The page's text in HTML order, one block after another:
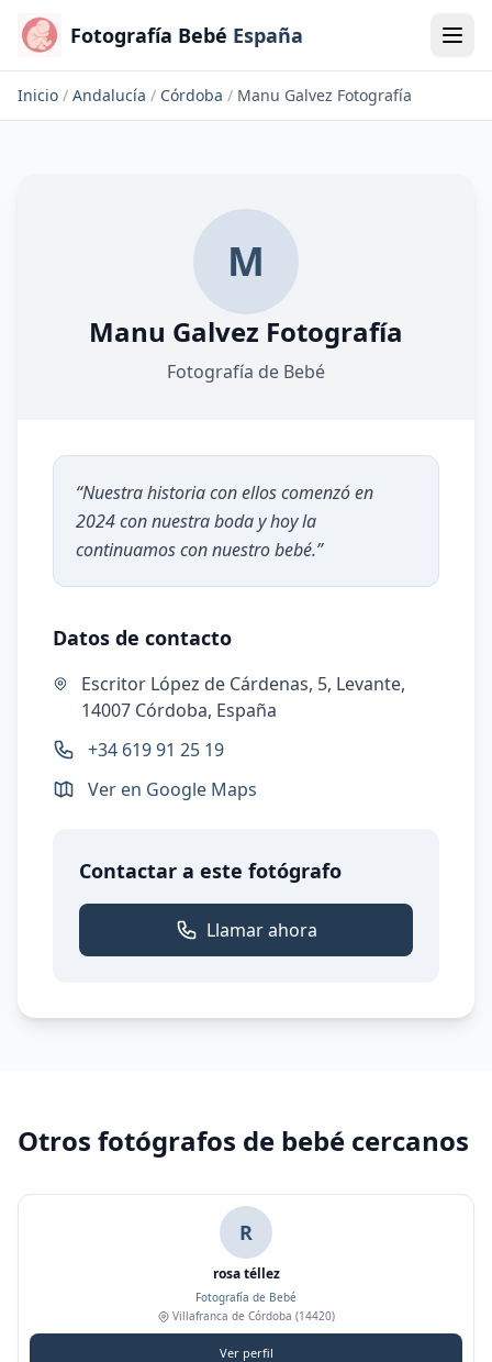
Fotografía Bebé España
Inicio / Andalucía / Córdoba / Manu Galvez Fotografía
M
Manu Galvez Fotografía
Fotografía de Bebé
“Nuestra historia con ellos comenzó en
2024 con nuestra boda y hoy la
continuamos con nuestro bebé.”
Datos de contacto
Escritor López de Cárdenas, 5, Levante,
14007 Córdoba, España
+34 619 91 25 19
Ver en Google Maps
Contactar a este fotógrafo
Llamar ahora
Otros fotógrafos de bebé cercanos
R
rosa téllez
Fotografía de Bebé
Villafranca de Córdoba (14420)
Ver perfil